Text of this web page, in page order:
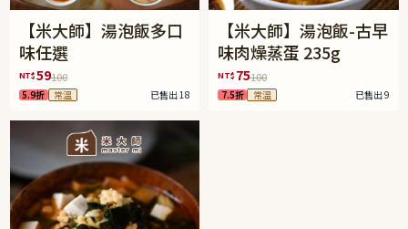
【米大師】湯泡飯多口
味任選
NT$59100
5.9折 常溫 已售出 18
【米大師】湯泡飯-古早
味肉燥蒸蛋 235g
NT$ 75100
7.5折 常溫 已售出 9